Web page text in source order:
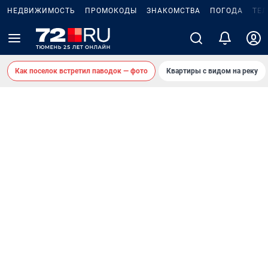
НЕДВИЖИМОСТЬ ПРОМОКОДЫ ЗНАКОМСТВА ПОГОДА
Как поселок встретил паводок — фото Квартиры с видом на реку